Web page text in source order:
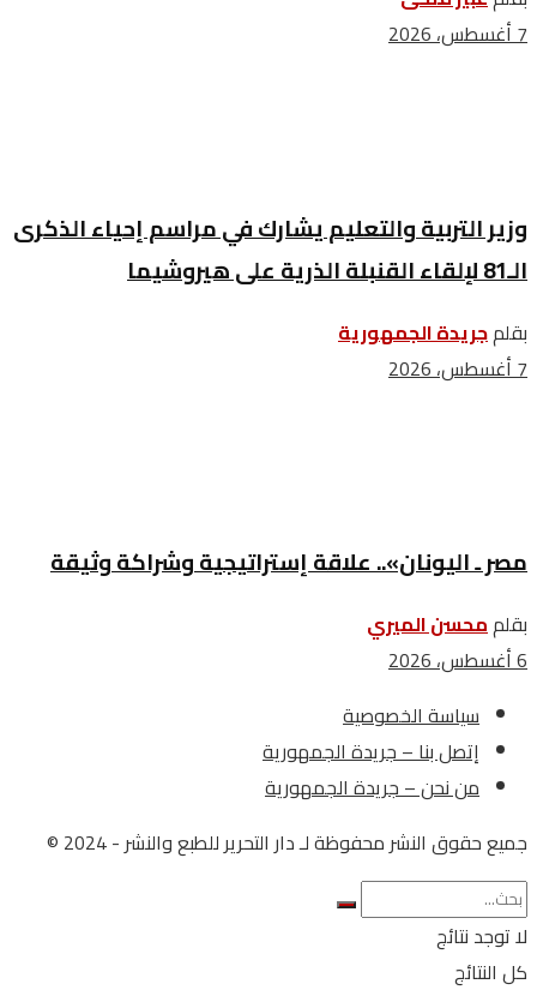
7 أغسطس، 2026
وزير التربية والتعليم يشارك في مراسم إحياء الذكرى
الـ81 لإلقاء القنبلة الذرية على هيروشيما
بقلمجريدة الجمهورية
7 أغسطس، 2026
مصر ـ اليونان».. علاقة إستراتيجية وشراكة وثيقة
بقلممحسن الميري
6 أغسطس، 2026
سياسة الخصوصية
إتصل بنا – جريدة الجمهورية
من نحن – جريدة الجمهورية
جميع حقوق النشر محفوظة لـ دار التحرير للطبع والنشر - 2024 ©
لا توجد نتائج
كل النتائج